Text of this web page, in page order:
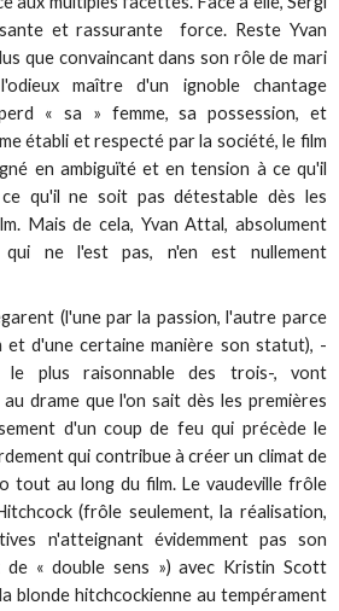
et rassurante force. Reste Yvan
que convaincant dans son rôle de mari
maître d'un ignoble chantage
« sa » femme, sa possession, et
établi et respecté par la société, le film
en ambiguïté et en tension à ce qu'il
qu'il ne soit pas détestable dès les
Mais de cela, Yvan Attal, absolument
ne l'est pas, n'en est nullement
(l'une par la passion, l'autre parce
et d'une certaine manière son statut), -
le plus raisonnable des trois-, vont
drame que l'on sait dès les premières
d'un coup de feu qui précède le
qui contribue à créer un climat de
tout au long du film. Le vaudeville frôle
(frôle seulement, la réalisation,
n'atteignant évidemment pas son
« double sens ») avec Kristin Scott
blonde hitchcockienne au tempérament